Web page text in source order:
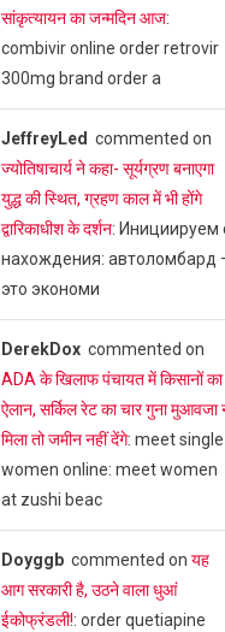
सांकृत्यायन का जन्‍मदिन आज:
combivir online order retrovir
300mg brand order a
JeffreyLed commented on
ज्योतिषाचार्य ने कहा- सूर्यग्रण बनाएगा
युद्ध की स्थित, ग्रहण काल में भी होंगे
द्वारिकाधीश के दर्शन: Инициируем
нахождения: автоломбард
это экономи
DerekDoxcommented on
ADA के खिलाफ पंचायत में किसानों का
ऐलान, सर्किल रेट का चार गुना मुआवजा
मिला तो जमीन नहीं देंगे: meet single
women online: meet women
at zushi beac
Doyggbcommented on यह
आग सरकारी है, उठने वाला धुआं
ईकोफ्रंडली!: order quetiapine